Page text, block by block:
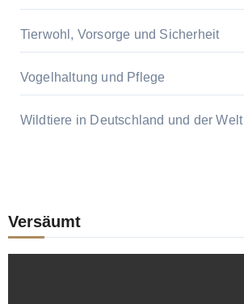
Tierwohl, Vorsorge und Sicherheit
Vogelhaltung und Pflege
Wildtiere in Deutschland und der Welt
Versäumt